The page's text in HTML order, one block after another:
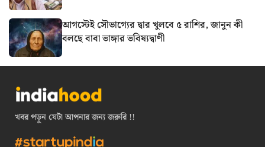
আগস্টেই সৌভাগ্যের দ্বার খুলবে ৫ রাশির, জানুন কী
বলছে বাবা ভাঙ্গার ভবিষ্যদ্বাণী
খবর পড়ুন যেটা আপনার জন্য জরুরি !!